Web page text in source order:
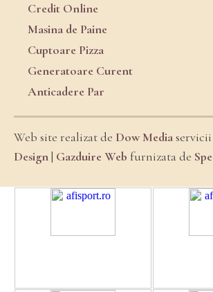
Credit Online
Masina de Paine
Cuptoare Pizza
Generatoare Curent
Anticadere Par
Web site realizat de Dow Mediaservicii
Design| Gazduire Web furnizata de